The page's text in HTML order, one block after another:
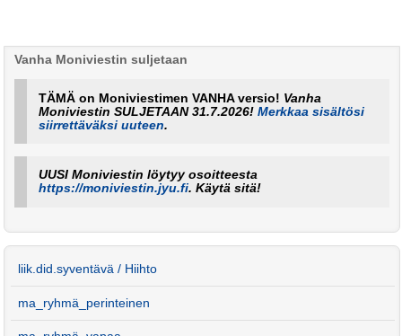
Vanha Moniviestin suljetaan
TÄMÄ on Moniviestimen VANHA versio! Vanha
Moniviestin SULJETAAN 31.7.2026!Merkkaa sisältösi
siirrettäväksi uuteen.
UUSI Moniviestin löytyy osoitteesta
https://moniviestin.jyu.fi. Käytä sitä!
liik.did.syventävä / Hiihto
ma_ryhmä_perinteinen